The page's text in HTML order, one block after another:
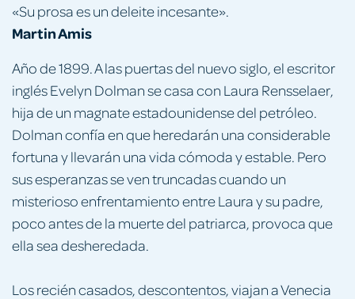
«Su prosa es un deleite incesante».
Martin Amis
Año de 1899. A las puertas del nuevo siglo, el escritor
inglés Evelyn Dolman se casa con Laura Rensselaer,
hija de un magnate estadounidense del petróleo.
Dolman confía en que heredarán una considerable
fortuna y llevarán una vida cómoda y estable. Pero
sus esperanzas se ven truncadas cuando un
misterioso enfrentamiento entre Laura y su padre,
poco antes de la muerte del patriarca, provoca que
ella sea desheredada.
Los recién casados, descontentos, viajan a Venecia